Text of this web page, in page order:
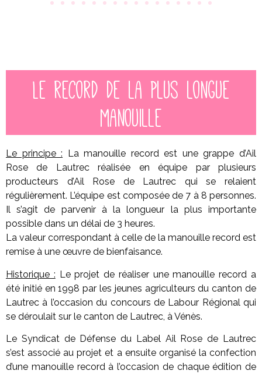
Le record de la plus longue
manouille
Le principe : La manouille record est une grappe d’Ail
Rose de Lautrec réalisée en équipe par plusieurs
producteurs d’Ail Rose de Lautrec qui se relaient
régulièrement. L’équipe est composée de 7 à 8 personnes.
Il s’agit de parvenir à la longueur la plus importante
possible dans un délai de 3 heures.
La valeur correspondant à celle de la manouille record est
remise à une œuvre de bienfaisance.
Historique : Le projet de réaliser une manouille record a
été initié en 1998 par les jeunes agriculteurs du canton de
Lautrec à l’occasion du concours de Labour Régional qui
se déroulait sur le canton de Lautrec, à Vénès.
Le Syndicat de Défense du Label Ail Rose de Lautrec
s’est associé au projet et a ensuite organisé la confection
d’une manouille record à l’occasion de chaque édition de